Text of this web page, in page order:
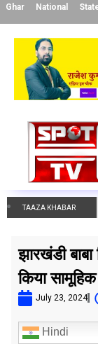
Ghar National
TAAZA KHABAR
Manoj
झारखंडी
किया
July 23, 2024
Hindi